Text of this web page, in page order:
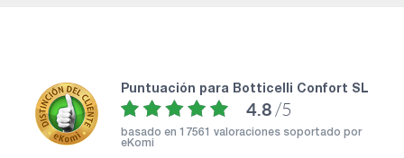
puntuación para Botticelli Confort SL
4.8 /5
basado en 17561 valoraciones soportado por
eKomi